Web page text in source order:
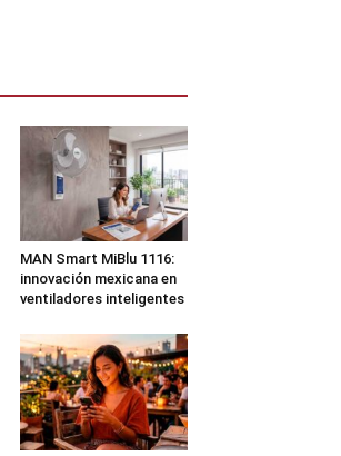
MAN Smart MiBlu 1116:
innovación mexicana en
ventiladores inteligentes